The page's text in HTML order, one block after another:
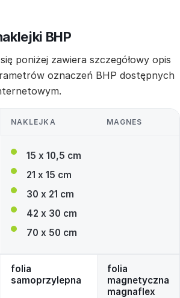
BHP
poniżej zawiera szczegółowy opis
oznaczeń BHP dostępnych
NAKLEJKA MAGNES
15 x 10,5 cm
21 x 15 cm
30 x 21 cm
42 x 30 cm
70 x 50 cm
folia
samoprzylepna
folia
magnetyczna
magnaflex